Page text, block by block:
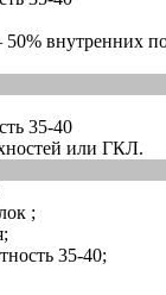
внутренних
35-40
или ГКЛ.
;
35-40;